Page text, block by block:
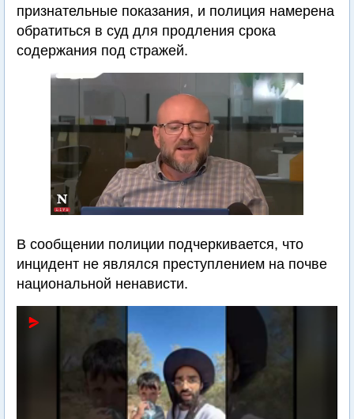
признательные показания, и полиция намерена
обратиться в суд для продления срока
содержания под стражей.
В сообщении полиции подчеркивается, что
инцидент не являлся преступлением на почве
национальной ненависти.